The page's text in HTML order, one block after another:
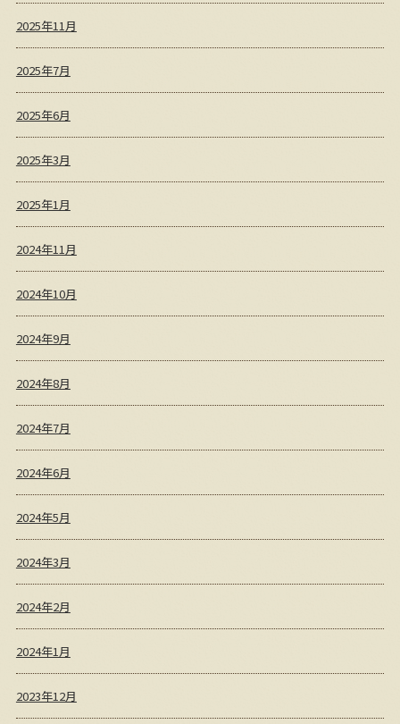
2025年11月
2025年7月
2025年6月
2025年3月
2025年1月
2024年11月
2024年10月
2024年9月
2024年8月
2024年7月
2024年6月
2024年5月
2024年3月
2024年2月
2024年1月
2023年12月